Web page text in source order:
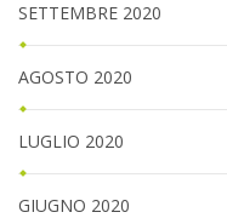
SETTEMBRE 2020
AGOSTO 2020
LUGLIO 2020
GIUGNO 2020